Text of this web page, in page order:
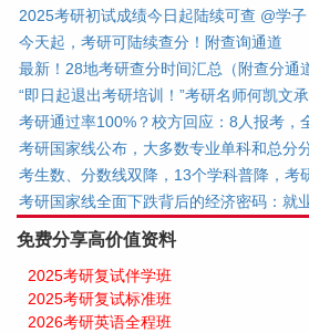
2025考研初试成绩今日起陆续可查 @学子
今天起，考研可陆续查分！附查询通道
最新！28地考研查分时间汇总（附查分通
“即日起退出考研培训！”考研名师何凯文
考研通过率100%？校方回应：8人报考，
考研国家线公布，大多数专业单科和总分
考生数、分数线双降，13个学科普降，考
考研国家线全面下跌背后的经济密码：就
免费分享高价值资料
2025考研复试伴学班
2025考研复试标准班
2026考研英语全程班